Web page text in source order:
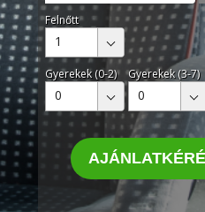
Felnőtt
1
Gyerekek (0-2)
0
Gyerekek (3-7)
0